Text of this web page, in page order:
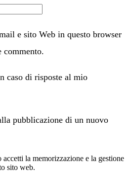
e sito Web in questo browser
commento.
caso di risposte al mio
pubblicazione di un nuovo
la memorizzazione e la gestione
sito web.